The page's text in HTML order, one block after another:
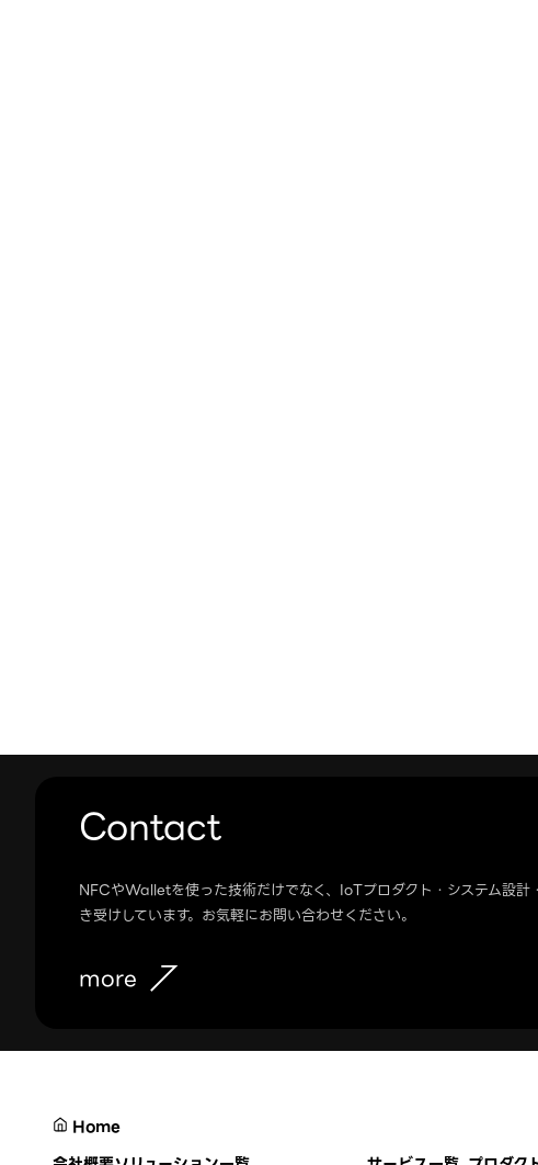
Contact
NFCやWalletを使った技術だけでなく、IoTプロダクト・システム設計
き受けしています。お気軽にお問い合わせください。
more
Home